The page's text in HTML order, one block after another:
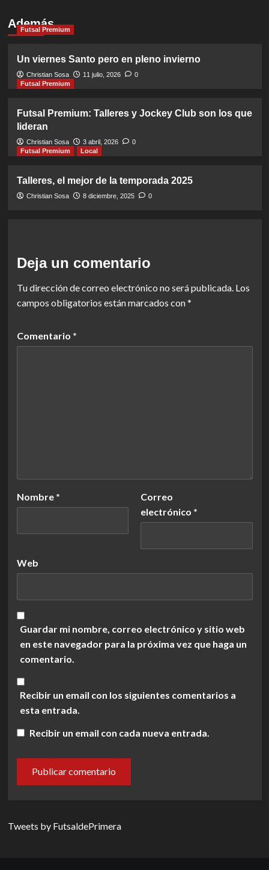
Además
Futsal Premium
Un viernes Santo pero en pleno invierno
Christian Sosa 11 julio, 2026
0
Futsal Premium
Futsal Premium: Talleres y Jockey Club son los que
lideran
Christian Sosa 3 abril, 2026
0
Futsal Premium
Local
Talleres, el mejor de la temporada 2025
Christian Sosa 8 diciembre, 2025 0
Deja un comentario
Tu dirección de correo electrónico no será publicada. Los
campos obligatorios están marcados con*
Comentario *
Nombre *
Correo
electrónico *
Web
Guardar mi nombre, correo electrónico y sitio web
en este navegador para la próxima vez que haga un
comentario.
Recibir un email con los siguientes comentarios a
esta entrada.
Recibir un email con cada nueva entrada.
Tweets by FutsaldePrimera